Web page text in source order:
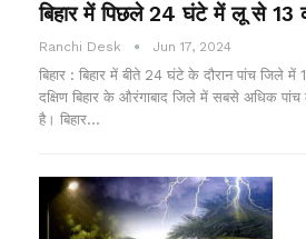
बिहार में पिछले 24 घंटे में लू से 13
Ranchi Desk Jun 17, 2024
बिहार : बिहार में बीते 24 घंटे के दौरान पांच जिले में
दक्षिण बिहार के औरंगाबाद जिले में सबसे अधिक पांच
है। बिहार…